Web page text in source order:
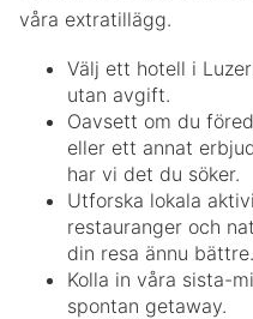
våra extratillägg.
Välj ett hotell i
utan avgift.
Oavsett om du
eller ett annat
har vi det du söker.
Utforska lokala
restauranger och
din resa ännu bättre.
Kolla in våra sista-
spontan getaway.